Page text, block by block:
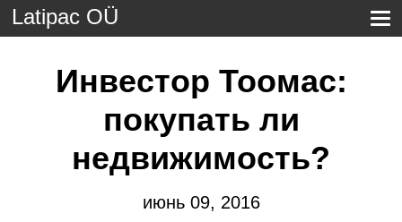
Latipac OÜ
Инвестор Тоомас:
покупать ли
недвижимость?
июнь 09, 2016